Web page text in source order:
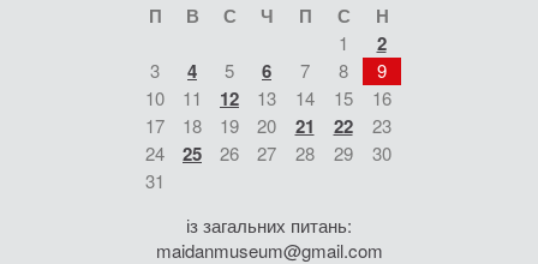
П В С Ч П С Н
1 2
3 4 5 6 7 8
9
10
11 12 13 14 15
16
17
18 19 20 21 22
23
24
25 26 27 28 29
30
31
із загальних питань:
maidanmuseum@gmail.com